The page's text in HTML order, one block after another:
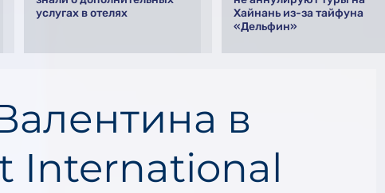
услугах в отелях
Хайнань из-за тайфуна
«Дельфин»
в
International